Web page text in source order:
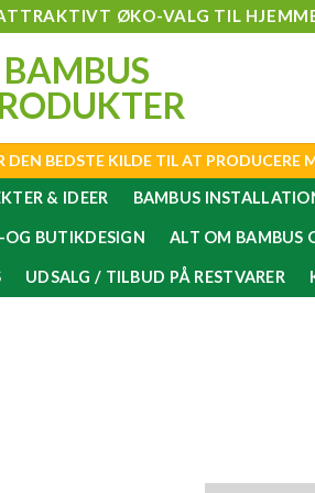
ØKO-VALG TIL
DEN BEDSTE KILDE TIL AT
& IDEER BAMBUS
OG BUTIKDESIGN ALT OM BAMBUS
UDSALG / TILBUD PÅ RESTVARER